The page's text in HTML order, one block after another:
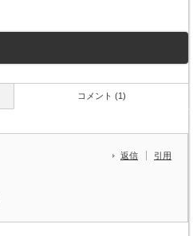
コメント (1)
返信 引用